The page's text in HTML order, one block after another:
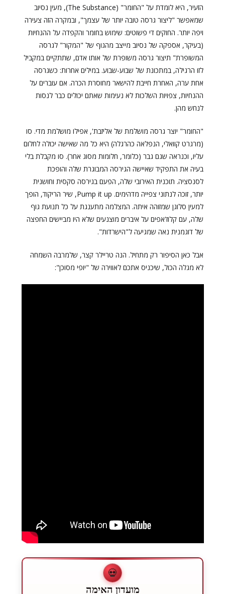
הזעיר, היא לומדת על "החומר" (The Substance), מעין נסיוב
שמאפשר "ליצור גרסה טובה יותר של עצמך", ובמקרה הזה צעירה
ויפה יותר. החוקים די פשוטים: שימוש בחומר והקפדה על ההנחיות
(בעיקר, אספקה של נסיוב מייצב מהגוף של "המקור" לגרסה
המשופרת" תיצור גרסה משופרת של אותו אדם, שתתקיים במקביל
לזו הרגילה, במתכונת של שבוע-שבוע. במילים אחרות: כשגרסה
אחת ערה, האחרת חייבת להישאר מחוסרת הכרה. אם עוברים על
ההנחיות, צפויות השלכות לא נעימות שאתם יכולים כבר לנסות
לנחש מהן.
"החומר" יוצר גרסה מושלמת של אליזבת', אפילו מושלמת מדי. סו
(מרגרט קוואלי, הנפלאה כהרגלה) היא כל מה שאישה יכולה לחלום
עליו, וכנראה שגם גבר (כלומר, חלומות מסוג אחר). סו מקבלת בלי
בעיה את התפקיד שאיישה הגירסה המבוגרת שלה והופכת
לסנסציה. תוכנית האירובי שלה, הפעם בגירסה סקסית וחושנית
יותר, זוכה לנתוני צפייה מדהימים. Pump it up, שיר הריקוד, הופך
למעין סלוגן שמזוהה איתה. המצלמה מתענגת על כל תנועת גוף
שלה, עם קלוז'אפים על איברים מוצנעים שלא היו מביישים החפצה
של דוגמנית נאה שמגיעה ל"הישרדות".
אבל כאן הסיפור רק מתחיל. הנה טריילר קצר, שלמרבה השמחה
לא מגלה הכול, שיכניס אתכם לאווירה של "יופי מסוכן":
💀
מועדון האימה